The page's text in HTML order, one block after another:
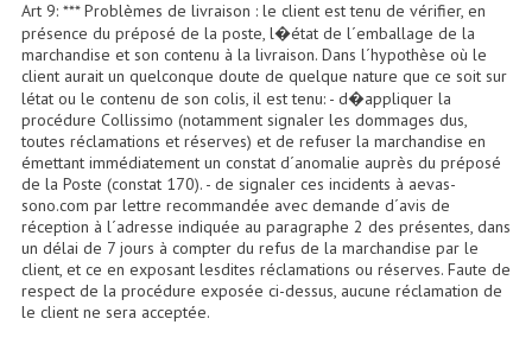
Système Sans Fil In-Ear Monitoring
Table Mixages Et Contrôleurs & Consoles
Tables De Mixage DJ
Controleurs DJ USB / MP3
Consoles Sono Et Studio
Consoles Numériques
Art 9: *** Problèmes de livraison : le client est tenu de vérifier, en
présence du préposé de la poste, l�état de l´emballage de la
marchandise et son contenu à la livraison. Dans l´hypothèse où le
client aurait un quelconque doute de quelque nature que ce soit sur
létat ou le contenu de son colis, il est tenu: - d�appliquer la
procédure Collissimo (notamment signaler les dommages dus,
toutes réclamations et réserves) et de refuser la marchandise en
émettant immédiatement un constat d´anomalie auprès du préposé
de la Poste (constat 170). - de signaler ces incidents à aevas-
sono.com par lettre recommandée avec demande d´avis de
réception à l´adresse indiquée au paragraphe 2 des présentes, dans
un délai de 7 jours à compter du refus de la marchandise par le
client, et ce en exposant lesdites réclamations ou réserves. Faute de
respect de la procédure exposée ci-dessus, aucune réclamation de
le client ne sera acceptée.